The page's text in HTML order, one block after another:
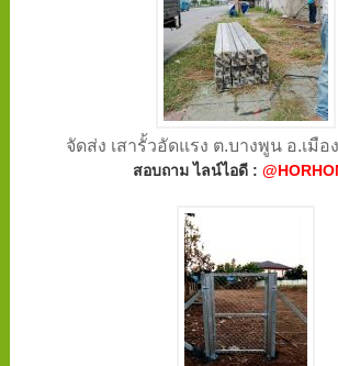
จัดส่ง เสารั้วอัดแรง ต.บางพูน อ.เมื
สอบถาม ไลน์ไอดี :